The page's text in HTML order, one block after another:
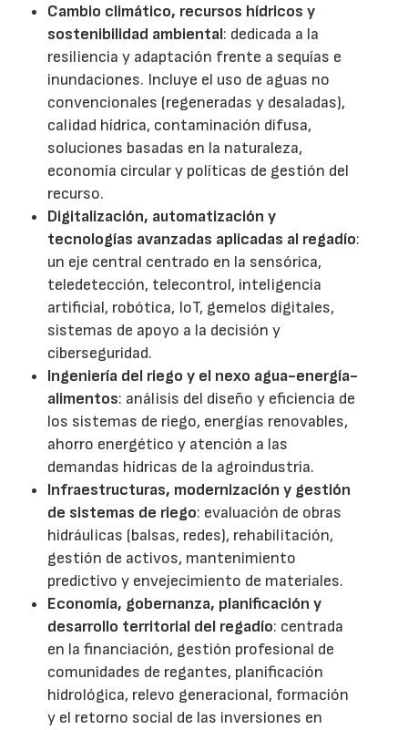
Cambio climático, recursos hídricos y
sostenibilidad ambiental: dedicada a la
resiliencia y adaptación frente a sequías e
inundaciones. Incluye el uso de aguas no
convencionales (regeneradas y desaladas),
calidad hídrica, contaminación difusa,
soluciones basadas en la naturaleza,
economía circular y políticas de gestión del
recurso.
Digitalización, automatización y
tecnologías avanzadas aplicadas al regadío:
un eje central centrado en la sensórica,
teledetección, telecontrol, inteligencia
artificial, robótica, IoT, gemelos digitales,
sistemas de apoyo a la decisión y
ciberseguridad.
Ingeniería del riego y el nexo agua-energía-
alimentos: análisis del diseño y eficiencia de
los sistemas de riego, energías renovables,
ahorro energético y atención a las
demandas hídricas de la agroindustria.
Infraestructuras, modernización y gestión
de sistemas de riego: evaluación de obras
hidráulicas (balsas, redes), rehabilitación,
gestión de activos, mantenimiento
predictivo y envejecimiento de materiales.
Economía, gobernanza, planificación y
desarrollo territorial del regadío: centrada
en la financiación, gestión profesional de
comunidades de regantes, planificación
hidrológica, relevo generacional, formación
y el retorno social de las inversiones en